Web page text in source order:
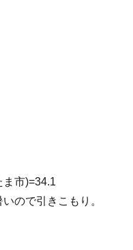
市)=34.1
ので引きこもり。